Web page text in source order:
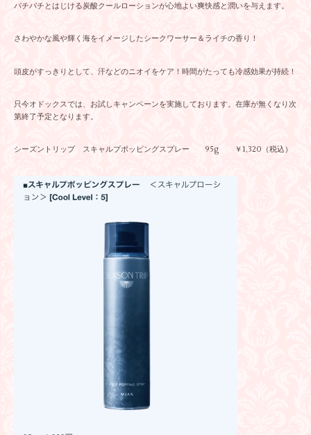
パチパチとはじける炭酸クールローションが心地よい爽快感と潤いを与えます。
さわやかな風や輝く海をイメージしたシークワーサー＆ライチの香り！
頭皮がすっきりとして、汗などのニオイをケア！時間がたっても冷感効果が持続！
只今オドックスでは、お試しキャンペーンを実施しております。在庫が無くなり次
第終了予定となります。
シーズントリップ スキャルプポッピングスプレー 95g ￥1,320（税込）